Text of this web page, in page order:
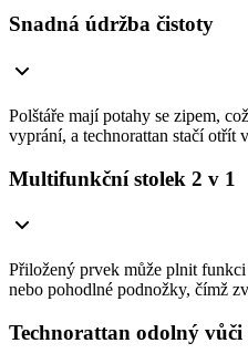
Snadná údržba čistoty
Polštáře mají potahy se zipem,
vyprání, a technorattan stačí otřít
Multifunkční stolek 2 v 1
Přiložený prvek může plnit
nebo pohodlné podnožky, čímž
Technorattan odolný